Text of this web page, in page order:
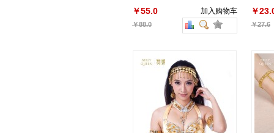
￥55.0 加入购物车
￥88.0
￥
￥27.6